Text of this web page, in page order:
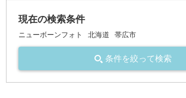
現在の検索条件
ニューボーンフォト 北海道 帯広市
条件を絞って検索